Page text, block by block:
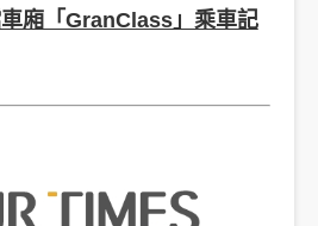
廂「GranClass」乘車記